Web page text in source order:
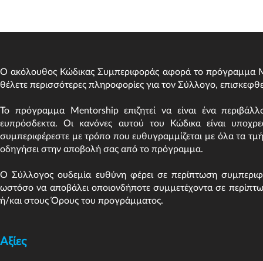
Ο ακόλουθος Κώδικας Συμπεριφοράς αφορά το πρόγραμμα
θέλετε περισσότερες πληροφορίες για τον Σύλλογο,
Το πρόγραμμα Mentorship επιζητεί να είναι ένα
ευπρόσδεκτα. Οι κανόνες αυτού του Κώδικα είναι
συμπεριφέρεστε με τρόπο που ευθυγραμμίζεται με όλα τα
οδηγήσει στην αποβολή σας από το πρόγραμμα.
Ο Σύλλογος ουδεμία ευθύνη φέρει σε περίπτωση
ωστόσο να αποβάλει οποιονδήποτε συμμετέχοντα σε
ή/και στους Όρους του προγράμματος.
Αξίες